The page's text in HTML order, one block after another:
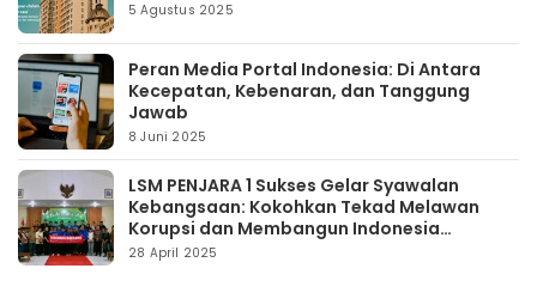
5 Agustus 2025
Peran Media Portal Indonesia: Di Antara
Kecepatan, Kebenaran, dan Tanggung
Jawab
8 Juni 2025
LSM PENJARA 1 Sukses Gelar Syawalan
Kebangsaan: Kokohkan Tekad Melawan
Korupsi dan Membangun Indonesia
Berintegritas
28 April 2025